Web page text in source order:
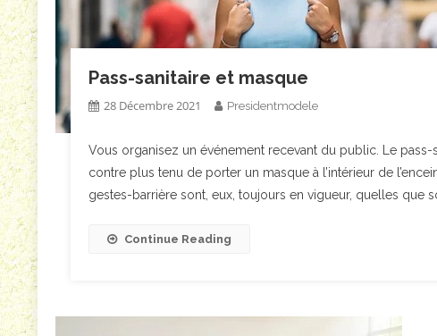
Pass-sanitaire et masque
28 Décembre 2021 Presidentmodele
Vous organisez un événement recevant du public. Le
contre plus tenu de porter un masque à l’intérieur de
gestes-barrière sont, eux, toujours en vigueur, quelles que
Continue Reading